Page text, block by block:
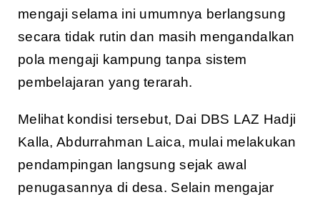
mengaji selama ini umumnya berlangsung
secara tidak rutin dan masih mengandalkan
pola mengaji kampung tanpa sistem
pembelajaran yang terarah.
Melihat kondisi tersebut, Dai DBS LAZ Hadji
Kalla, Abdurrahman Laica, mulai melakukan
pendampingan langsung sejak awal
penugasannya di desa. Selain mengajar